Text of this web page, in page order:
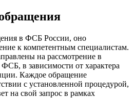
в ФСБ России, оно
к компетентным специалистам.
на рассмотрение в
в зависимости от характера
Каждое обращение
с установленной процедурой,
на свой запрос в рамках